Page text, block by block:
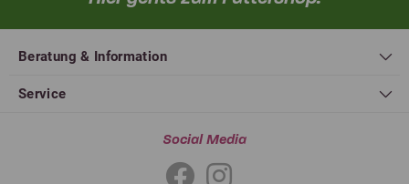
Beratung & Information
Service
Social Media